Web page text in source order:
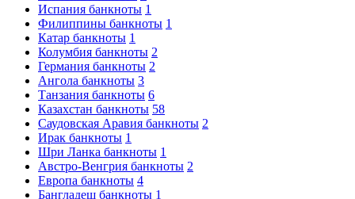
Испания банкноты 1
Филиппины банкноты 1
Катар банкноты 1
Колумбия банкноты 2
Германия банкноты 2
Ангола банкноты 3
Танзания банкноты 6
Казахстан банкноты 58
Саудовская Аравия банкноты 2
Ирак банкноты 1
Шри Ланка банкноты 1
Австро-Венгрия банкноты 2
Европа банкноты 4
Бангладеш банкноты 1